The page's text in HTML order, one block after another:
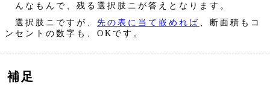
んなもんで、残る選択肢ニが答えとなります。
選択肢ニですが、 先の表に当て嵌めれば
、断面積もコ
ンセントの数字も、OKです。
補足